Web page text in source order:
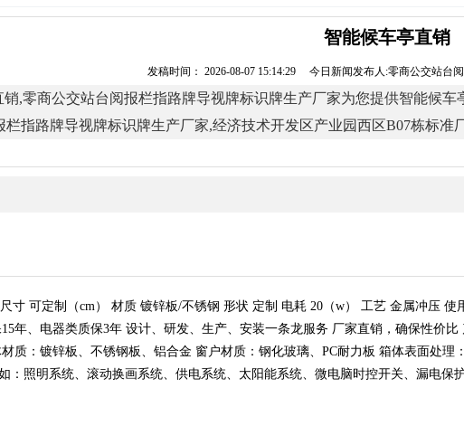
智能候车亭直销
发稿时间： 2026-08-07 15:14:29 今日新闻发布人:零商公交站台
,零商公交站台阅报栏指路牌导视牌标识牌生产厂家为您提供智能候车
指路牌导视牌标识牌生产厂家,经济技术开发区产业园西区B07栋标准
寸 可定制（cm） 材质 镀锌板/不锈钢 形状 定制 电耗 20（w） 工艺 金属冲压
年、电器类质保3年 设计、研发、生产、安装一条龙服务 厂家直销，确保性价
质：镀锌板、不锈钢板、铝合金 窗户材质：钢化玻璃、PC耐力板 箱体表面处
：照明系统、滚动换画系统、供电系统、太阳能系统、微电脑时控开关、漏电保